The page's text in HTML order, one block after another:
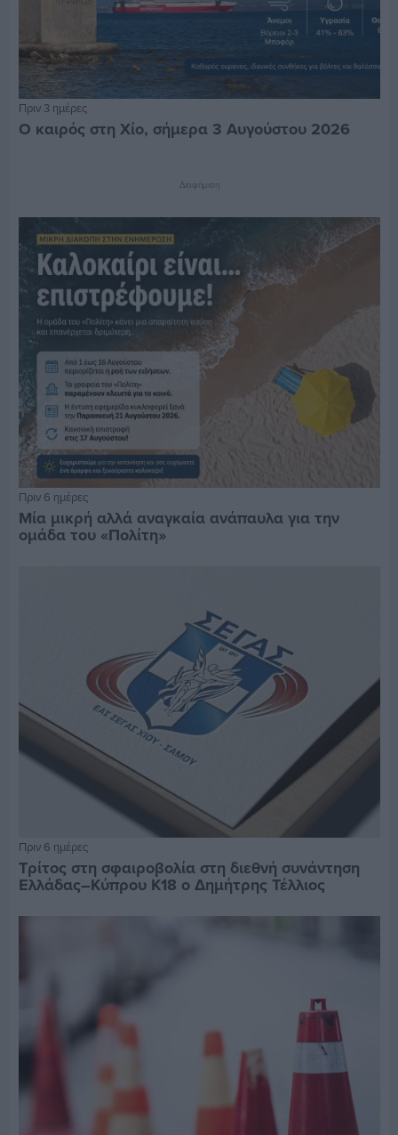
Πριν 3 ημέρες
Ο καιρός στη Χίο, σήμερα 3 Αυγούστου 2026
Διαφήμιση
Πριν 6 ημέρες
Μία μικρή αλλά αναγκαία ανάπαυλα για την
ομάδα του «Πολίτη»
Πριν 6 ημέρες
Τρίτος στη σφαιροβολία στη διεθνή συνάντηση
Ελλάδας–Κύπρου Κ18 ο Δημήτρης Τέλλιος